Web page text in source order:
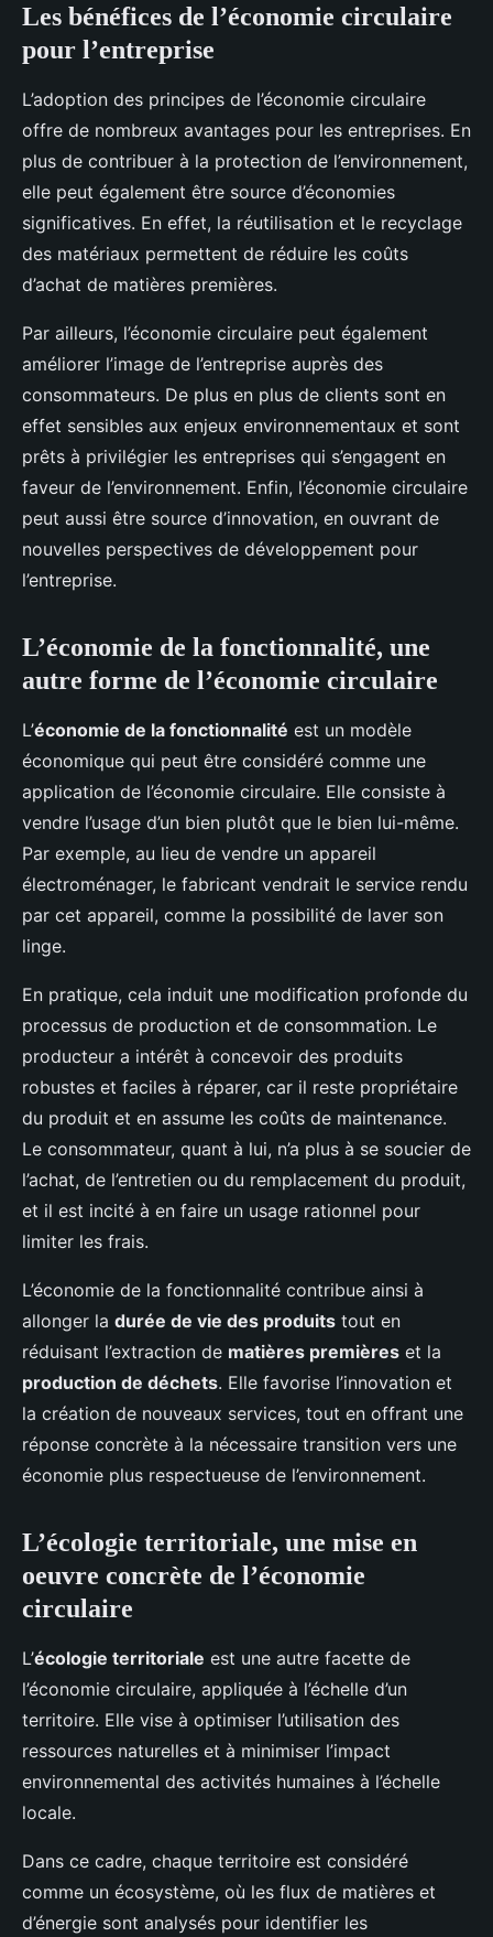
Les bénéfices de l’économie circulaire
pour l’entreprise
L’adoption des principes de l’économie circulaire
offre de nombreux avantages pour les entreprises. En
plus de contribuer à la protection de l’environnement,
elle peut également être source d’économies
significatives. En effet, la réutilisation et le recyclage
des matériaux permettent de réduire les coûts
d’achat de matières premières.
Par ailleurs, l’économie circulaire peut également
améliorer l’image de l’entreprise auprès des
consommateurs. De plus en plus de clients sont en
effet sensibles aux enjeux environnementaux et sont
prêts à privilégier les entreprises qui s’engagent en
faveur de l’environnement. Enfin, l’économie circulaire
peut aussi être source d’innovation, en ouvrant de
nouvelles perspectives de développement pour
l’entreprise.
L’économie de la fonctionnalité, une
autre forme de l’économie circulaire
L’économie de la fonctionnalité est un modèle
économique qui peut être considéré comme une
application de l’économie circulaire. Elle consiste à
vendre l’usage d’un bien plutôt que le bien lui-même.
Par exemple, au lieu de vendre un appareil
électroménager, le fabricant vendrait le service rendu
par cet appareil, comme la possibilité de laver son
linge.
En pratique, cela induit une modification profonde du
processus de production et de consommation. Le
producteur a intérêt à concevoir des produits
robustes et faciles à réparer, car il reste propriétaire
du produit et en assume les coûts de maintenance.
Le consommateur, quant à lui, n’a plus à se soucier de
l’achat, de l’entretien ou du remplacement du produit,
et il est incité à en faire un usage rationnel pour
limiter les frais.
L’économie de la fonctionnalité contribue ainsi à
allonger la durée de vie des produits tout en
réduisant l’extraction de matières premières et la
production de déchets. Elle favorise l’innovation et
la création de nouveaux services, tout en offrant une
réponse concrète à la nécessaire transition vers une
économie plus respectueuse de l’environnement.
L’écologie territoriale, une mise en
oeuvre concrète de l’économie
circulaire
L’écologie territoriale est une autre facette de
l’économie circulaire, appliquée à l’échelle d’un
territoire. Elle vise à optimiser l’utilisation des
ressources naturelles et à minimiser l’impact
environnemental des activités humaines à l’échelle
locale.
Dans ce cadre, chaque territoire est considéré
comme un écosystème, où les flux de matières et
d’énergie sont analysés pour identifier les